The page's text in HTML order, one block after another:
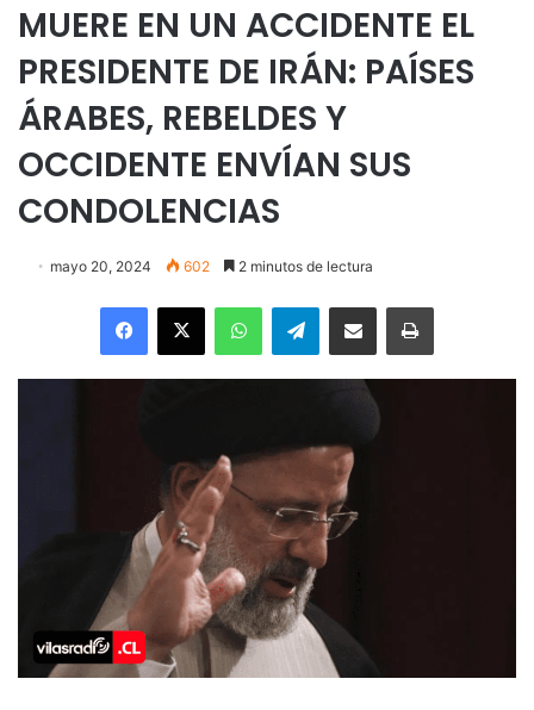
MUERE EN UN ACCIDENTE EL
PRESIDENTE DE IRÁN: PAÍSES
ÁRABES, REBELDES Y
OCCIDENTE ENVÍAN SUS
CONDOLENCIAS
mayo 20, 2024 602 2 minutos de lectura
Facebook
X WhatsAppTelegramEnviar vía email Imprimir